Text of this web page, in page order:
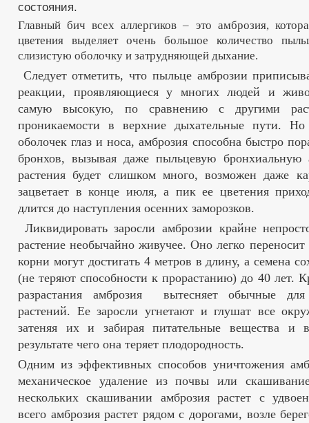
состояния.
Главный бич всех аллергиков – это амброзия,
цветения выделяет очень большое количество
слизистую оболочку и затрудняющей дыхание.
Следует отметить, что пыльце амброзии
реакции, проявляющиеся у многих людей и
самую высокую, по сравнению с другими
проникаемости в верхние дыхательные пути. Но
оболочек глаз и носа, амброзия способна быстро
бронхов, вызывая даже пыльцевую бронхиальную
растения будет слишком много, возможен даже
зацветает в конце июля, а пик ее цветения
длится до наступления осенних заморозков.
Ликвидировать заросли амброзии крайне
растение необычайно живучее. Оно легко переносит
корни могут достигать 4 метров в длину, а семена
(не теряют способности к прорастанию) до 40 лет.
разрастания амброзия вытесняет обычные
растений. Ее заросли угнетают и глушат все
затеняя их и забирая питательные вещества
результате чего она теряет плодородность.
Одним из эффективных способов уничтожения
механическое удаление из почвы или
нескольких скашивании амброзия растет с
всего амброзия растет рядом с дорогами, возле